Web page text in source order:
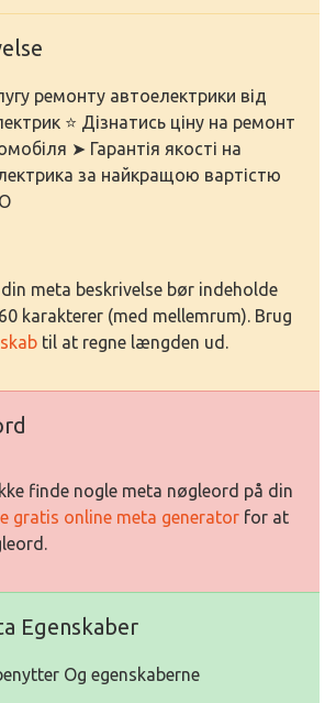
ремонту автоелектрики від
⭐ Дізнатись ціну на ремонт
➤ Гарантія якості на
за найкращою вартістю
meta beskrivelse bør indeholde
karakterer (med mellemrum). Brug
til at regne længden ud.
finde nogle meta nøgleord på din
gratis online meta generator for at
Egenskaber
Og egenskaberne